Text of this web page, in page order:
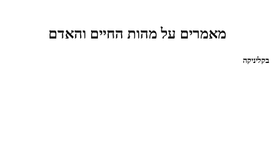
מאמרים על מהות החיים והאדם
בקליניקה